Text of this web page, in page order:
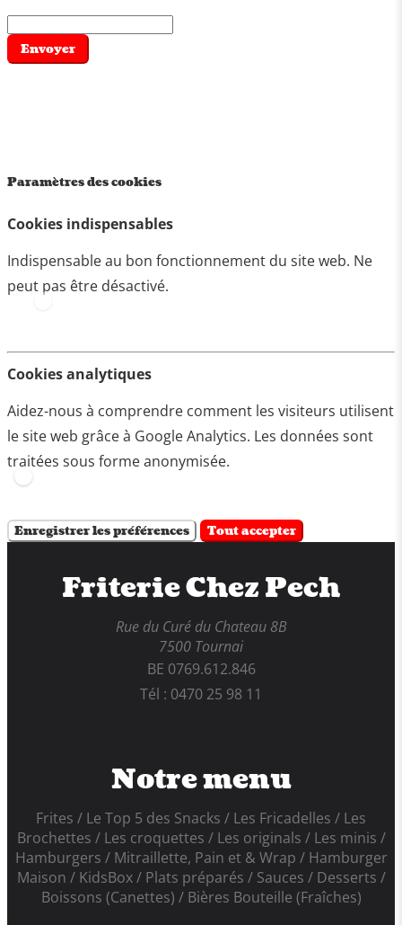
Envoyer
Paramètres des cookies
Cookies indispensables
Indispensable au bon fonctionnement du site web. Ne
peut pas être désactivé.
Cookies analytiques
Aidez-nous à comprendre comment les visiteurs utilisent
le site web grâce à Google Analytics. Les données sont
traitées sous forme anonymisée.
Enregistrer les préférences Tout accepter
Friterie Chez Pech
Rue du Curé du Chateau 8B
7500 Tournai
BE 0769.612.846
Tél : 0470 25 98 11
Notre menu
Frites Le Top 5 des Snacks Les Fricadelles
Les
Brochettes
Les croquettes Les originals
Les minis
Hamburgers
Mitraillette, Pain et & Wrap
Hamburger
Maison
KidsBox Plats préparés Sauces
Desserts
Boissons (Canettes)
Bières Bouteille (Fraîches)